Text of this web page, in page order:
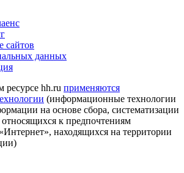
сайтов
данных
hh.ru применяются
(информационные технологии
на основе сбора, систематизации
к предпочтениям
находящихся на территории